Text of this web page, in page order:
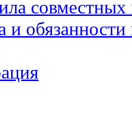
совместных
и